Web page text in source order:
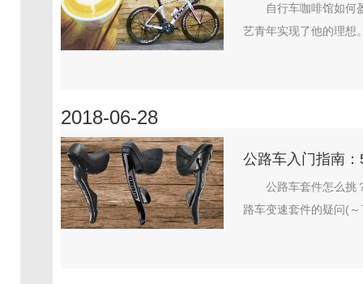
自行车咖啡馆如何
艺青年实现了他的理想
2018-06-28
公路车入门指南
公路车套件怎么挑
路车变速套件的疑问(